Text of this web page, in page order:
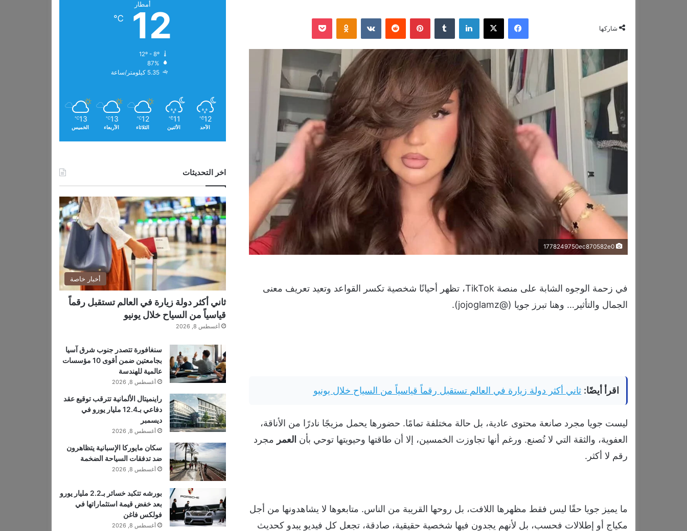
شاركها
فيسبوك ‫X لينكدإن بينتيريست ‏VKontakte
1778249750ec870582e0
في زحمة الوجوه الشابة على منصة TikTok، تظهر أحيانًا شخصية تكسر القواعد وتعيد تعريف معنى
الجمال والتأثير… وهنا تبرز جويا (@jojoglamz).
اقرأ أيضًا: ثاني أكثر دولة زيارة في العالم تستقبل رقماً قياسياً من السياح خلال يونيو
ليست جويا مجرد صانعة محتوى عادية، بل حالة مختلفة تمامًا. حضورها يحمل مزيجًا نادرًا من الأناقة،
العفوية، والثقة التي لا تُصنع. ورغم أنها تجاوزت الخمسين، إلا أن طاقتها وحيويتها توحي بأن العمر مجرد
رقم لا أكثر.
ما يميز جويا حقًا ليس فقط مظهرها اللافت، بل روحها القريبة من الناس. متابعوها لا يشاهدونها من أجل
مكياج أو إطلالات فحسب، بل لأنهم يجدون فيها شخصية حقيقية، صادقة، تجعل كل فيديو يبدو كحديث
أمطار
12
℃
87%
5.35 كيلومتر/ساعة
12
℃
الأحد
11
℃
الأثنين
12
℃
الثلاثاء
13
℃
الأربعاء
13
℃
الخميس
اخر التحديثات
أخبار خاصة
ثاني أكثر دولة زيارة في العالم تستقبل رقماً
قياسياً من السياح خلال يونيو
أغسطس 8, 2026
سنغافورة تتصدر جنوب شرق آسيا
بجامعتين ضمن أقوى 10 مؤسسات
عالمية للهندسة
أغسطس 8, 2026
راينميتال الألمانية تترقب توقيع عقد
دفاعي بـ12.4 مليار يورو في
ديسمبر
أغسطس 8, 2026
سكان مايوركا الإسبانية يتظاهرون
ضد تدفقات السياحة الضخمة
أغسطس 8, 2026
بورشه تتكبد خسائر بـ2.2 مليار يورو
بعد خفض قيمة استثماراتها في
فولكس فاغن
أغسطس 8, 2026